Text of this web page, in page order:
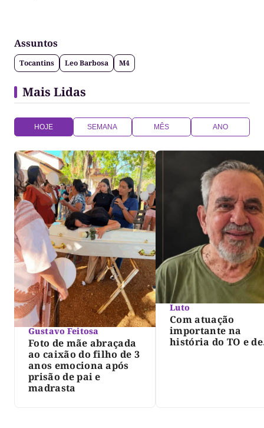
Assuntos
Tocantins Leo Barbosa M4
Mais Lidas
HOJE SEMANA MÊS ANO
Gustavo Feitosa
Foto de mãe abraçada
ao caixão do filho de 3
anos emociona após
prisão de pai e
madrasta
Luto
Com atuação
importante na
história do TO e de